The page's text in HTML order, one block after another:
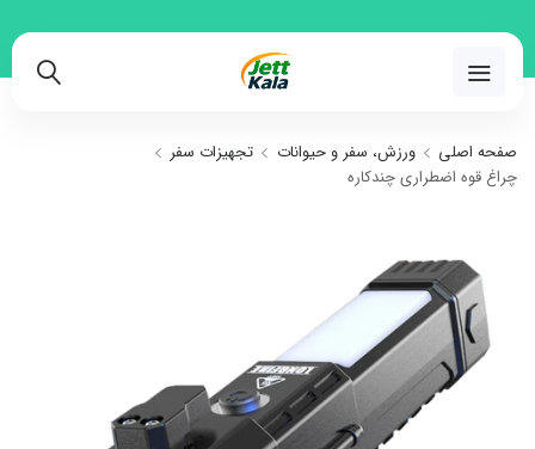
صفحه اصلی ورزش، سفر و حیوانات
تجهیزات سفر
چراغ قوه اضطراری چندکاره